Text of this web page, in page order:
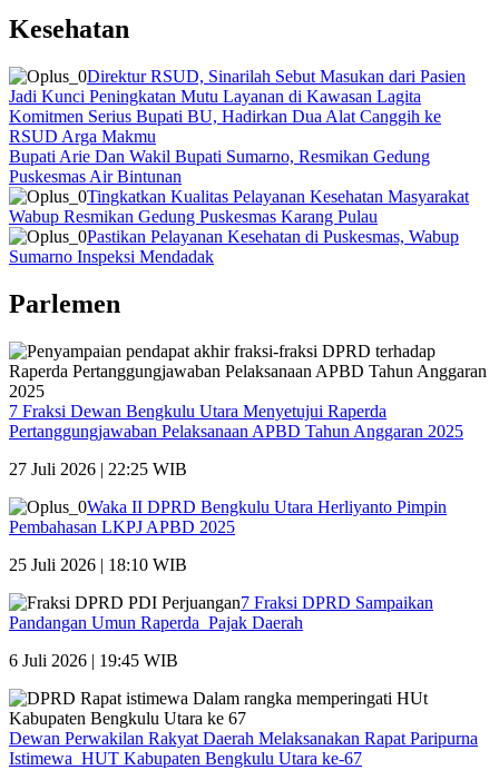
Kesehatan
Direktur RSUD, Sinarilah Sebut Masukan dari Pasien
Jadi Kunci Peningkatan Mutu Layanan di Kawasan Lagita
Komitmen Serius Bupati BU, Hadirkan Dua Alat Canggih ke
RSUD Arga Makmu
Bupati Arie Dan Wakil Bupati Sumarno, Resmikan Gedung
Puskesmas Air Bintunan
Tingkatkan Kualitas Pelayanan Kesehatan Masyarakat
Wabup Resmikan Gedung Puskesmas Karang Pulau
Pastikan Pelayanan Kesehatan di Puskesmas, Wabup
Sumarno Inspeksi Mendadak
Parlemen
7 Fraksi Dewan Bengkulu Utara Menyetujui Raperda
Pertanggungjawaban Pelaksanaan APBD Tahun Anggaran 2025
27 Juli 2026 | 22:25 WIB
Waka II DPRD Bengkulu Utara Herliyanto Pimpin
Pembahasan LKPJ APBD 2025
25 Juli 2026 | 18:10 WIB
7 Fraksi DPRD Sampaikan
Pandangan Umun Raperda Pajak Daerah
6 Juli 2026 | 19:45 WIB
Dewan Perwakilan Rakyat Daerah Melaksanakan Rapat Paripurna
Istimewa HUT Kabupaten Bengkulu Utara ke-67